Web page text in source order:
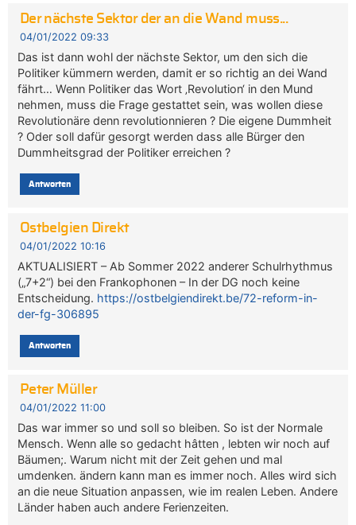
Der nächste Sektor der an die Wand muss...
04/01/2022 09:33
Das ist dann wohl der nächste Sektor, um den sich die
Politiker kümmern werden, damit er so richtig an dei Wand
fährt… Wenn Politiker das Wort ‚Revolution‘ in den Mund
nehmen, muss die Frage gestattet sein, was wollen diese
Revolutionäre denn revolutionnieren ? Die eigene Dummheit
? Oder soll dafür gesorgt werden dass alle Bürger den
Dummheitsgrad der Politiker erreichen ?
Antworten
Ostbelgien Direkt
04/01/2022 10:16
AKTUALISIERT – Ab Sommer 2022 anderer Schulrhythmus
(„7+2“) bei den Frankophonen – In der DG noch keine
Entscheidung. https://ostbelgiendirekt.be/72-reform-in-
der-fg-306895
Antworten
Peter Müller
04/01/2022 11:00
Das war immer so und soll so bleiben. So ist der Normale
Mensch. Wenn alle so gedacht hâtten , lebten wir noch auf
Bäumen;. Warum nicht mit der Zeit gehen und mal
umdenken. ändern kann man es immer noch. Alles wird sich
an die neue Situation anpassen, wie im realen Leben. Andere
Länder haben auch andere Ferienzeiten.